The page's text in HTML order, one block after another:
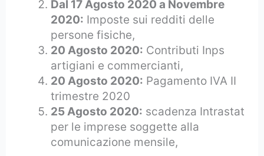
Dal 17 Agosto 2020 a Novembre
2020: Imposte sui redditi delle
persone fisiche,
20 Agosto 2020: Contributi Inps
artigiani e commercianti,
20 Agosto 2020: Pagamento IVA II
trimestre 2020
25 Agosto 2020: scadenza Intrastat
per le imprese soggette alla
comunicazione mensile,